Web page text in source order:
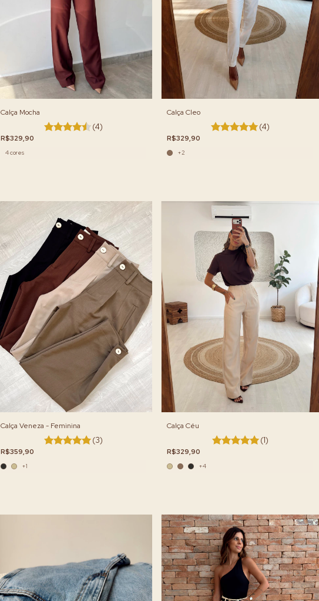
Calça Mocha
(4)
R$329,90
4 cores
Calça Cleo
(4)
R$329,90
+2
Calça Veneza - Feminina
(3)
R$359,90
+1
Calça Céu
(1)
R$329,90
+4